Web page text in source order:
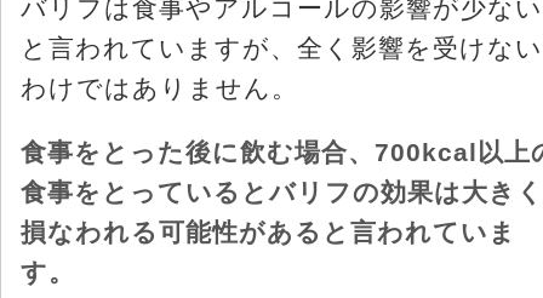
バリフは食事やアルコールの影響が少ない
と言われていますが、全く影響を受けない
わけではありません。
食事をとった後に飲む場合、700kcal以上
食事をとっているとバリフの効果は大きく
損なわれる可能性があると言われていま
す。